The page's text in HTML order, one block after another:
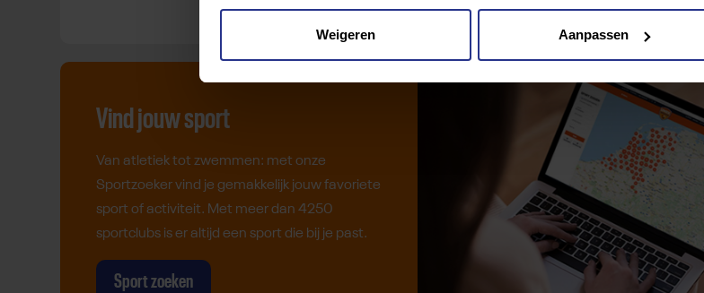
Weigeren Aanpassen
Vind jouw sport
Van atletiek tot zwemmen: met onze
Sportzoeker vind je gemakkelijk jouw favoriete
sport of activiteit. Met meer dan 4250
sportclubs is er altijd een sport die bij je past.
Sport zoeken